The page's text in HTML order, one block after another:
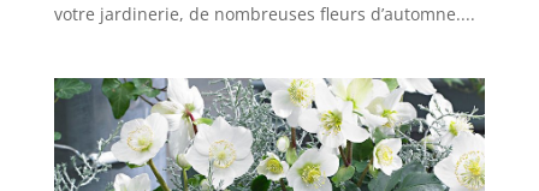
votre jardinerie, de nombreuses fleurs d’automne....